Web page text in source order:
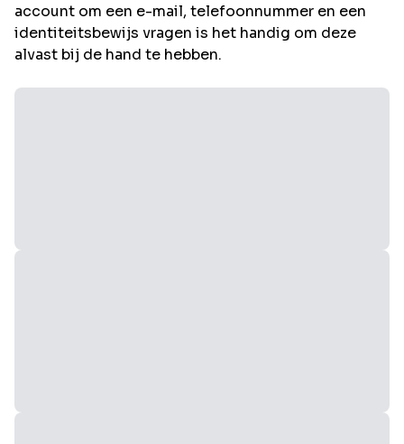
account om een e-mail, telefoonnummer en een
identiteitsbewijs vragen is het handig om deze
alvast bij de hand te hebben.